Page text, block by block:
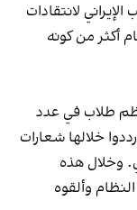
الإيراني لانتقادات
أكثر من كونه
نظم طلاب في عدد
خلالها شعارات
وخلال هذه
وألقوه